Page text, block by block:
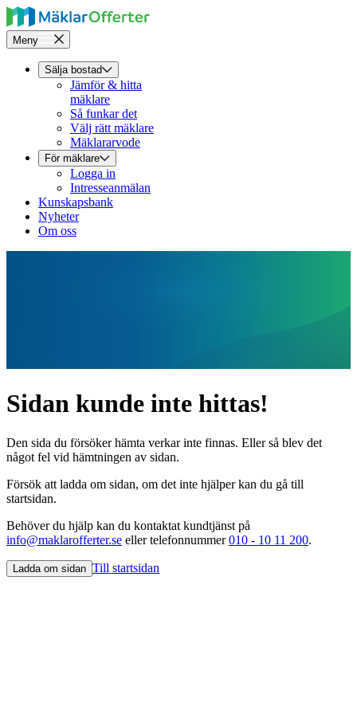
Meny
Sälja bostad
Jämför & hitta
mäklare
Så funkar det
Välj rätt mäklare
Mäklararvode
För mäklare
Logga in
Intresseanmälan
Kunskapsbank
Nyheter
Om oss
Sidan kunde inte hittas!
Den sida du försöker hämta verkar inte finnas. Eller så blev det
något fel vid hämtningen av sidan.
Försök att ladda om sidan, om det inte hjälper kan du gå till
startsidan.
Behöver du hjälp kan du kontaktat kundtjänst på
info@maklarofferter.se eller telefonnummer010 - 10 11 200.
Ladda om sidan Till startsidan